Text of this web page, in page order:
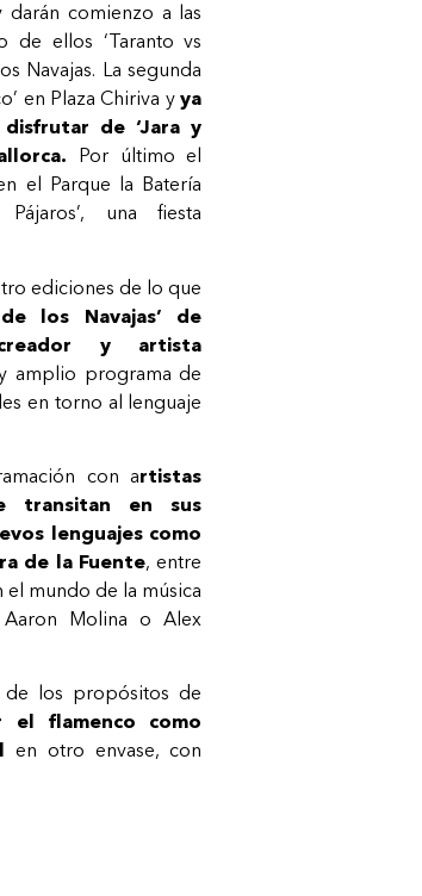
comienzo a las
de ellos ‘Taranto vs
Navajas. La segunda
en Plaza Chiriva yya
de ‘Jara y
Por último el
el Parque la Batería
una fiesta
ediciones de lo que
los Navajas’ de
y artista
amplio programa de
en torno al lenguaje
con artistas
transitan en sus
lenguajes como
de la Fuente, entre
mundo de la música
Aaron Molina o Alex
de los propósitos de
el flamenco como
en otro envase, con